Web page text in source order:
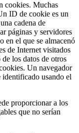
cookies. Muchas
ID de cookie es un
cadena de
páginas y servidores
en el que se almacenó
de Internet visitados
los datos de otros
Un navegador
identificado usando el
proporcionar a los
que no serían